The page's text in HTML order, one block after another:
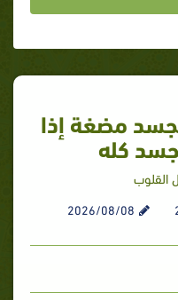
مضغة إذا
كله
القلوب
2026/08/08